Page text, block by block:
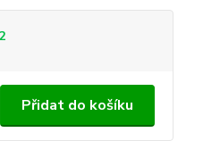
Přidat do košíku